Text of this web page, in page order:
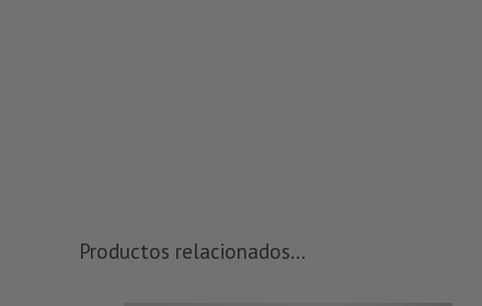
Productos relacionados...